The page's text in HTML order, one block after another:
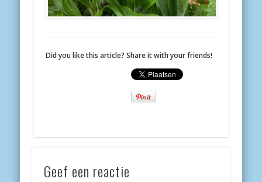
Did you like this article? Share it with your friends!
Geef een reactie